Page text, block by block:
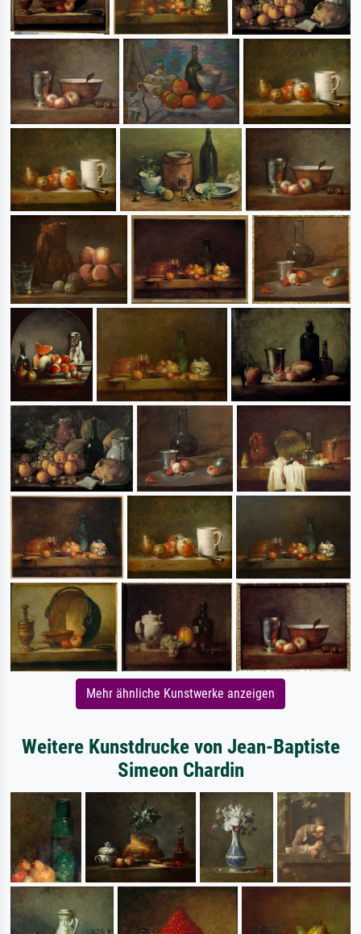
Mehr ähnliche Kunstwerke anzeigen
Weitere Kunstdrucke von Jean-Baptiste
Simeon Chardin